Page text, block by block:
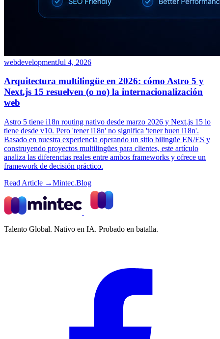
webdevelopmentJul 4, 2026
Arquitectura multilingüe en 2026: cómo Astro 5 y
Next.js 15 resuelven (o no) la internacionalización
web
Astro 5 tiene i18n routing nativo desde marzo 2026 y Next.js 15 lo
tiene desde v10. Pero 'tener i18n' no significa 'tener buen i18n'.
Basado en nuestra experiencia operando un sitio bilingüe EN/ES y
construyendo proyectos multilingües para clientes, este artículo
analiza las diferencias reales entre ambos frameworks y ofrece un
framework de decisión práctico.
Read Article →Mintec.Blog
Talento Global. Nativo en IA. Probado en batalla.